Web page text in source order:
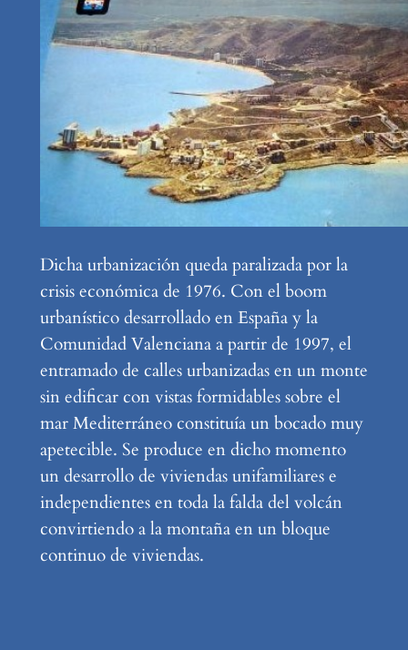
Dicha urbanización queda paralizada por la
crisis económica de 1976. Con el boom
urbanístico desarrollado en España y la
Comunidad Valenciana a partir de 1997, el
entramado de calles urbanizadas en un monte
sin edificar con vistas formidables sobre el
mar Mediterráneo constituía un bocado muy
apetecible. Se produce en dicho momento
un desarrollo de viviendas unifamiliares e
independientes en toda la falda del volcán
convirtiendo a la montaña en un bloque
continuo de viviendas.